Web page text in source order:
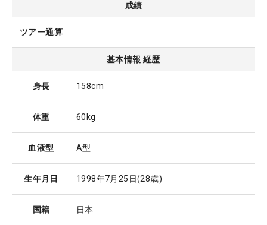
成績
ツアー通算
基本情報 経歴
身長 158cm
体重 60kg
血液型 A型
生年月日 1998年7月25日(28歳)
国籍 日本